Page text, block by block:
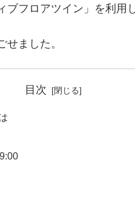
フロアツイン」を利用
ました。
目次